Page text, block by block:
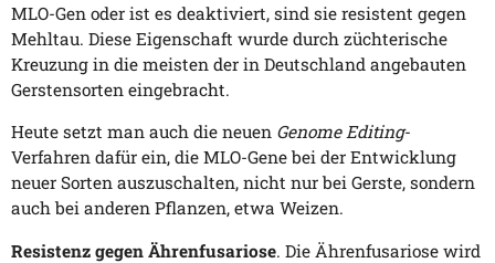
MLO-Gen oder ist es deaktiviert, sind sie resistent gegen
Mehltau. Diese Eigenschaft wurde durch züchterische
Kreuzung in die meisten der in Deutschland angebauten
Gerstensorten eingebracht.
Heute setzt man auch die neuen Genome Editing-
Verfahren dafür ein, die MLO-Gene bei der Entwicklung
neuer Sorten auszuschalten, nicht nur bei Gerste, sondern
auch bei anderen Pflanzen, etwa Weizen.
Resistenz gegen Ährenfusariose. Die Ährenfusariose wird